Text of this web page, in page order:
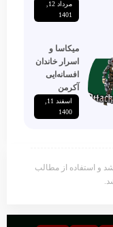
1401
میکاسا و
اسرار خاندان
افسانه‌ایی
آکرمن
1400
و استفاده از مطالب